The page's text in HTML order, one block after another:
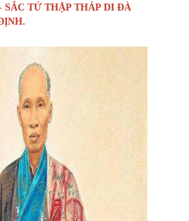
SẮC TỨ THẬP THÁP DI ĐÀ